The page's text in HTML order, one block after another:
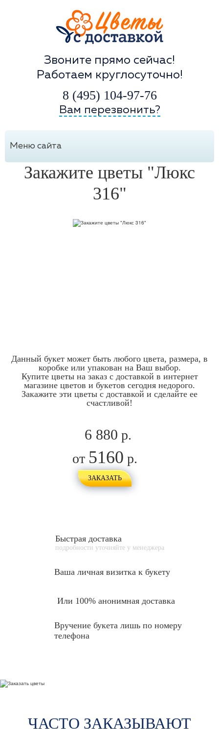
Звоните прямо сейчас!
Работаем круглосуточно!
8 (495) 104-97-76
Вам перезвонить?
Меню сайта
Закажите цветы "Люкс
316"
Данный букет может быть любого цвета, размера, в
коробке или упакован на Ваш выбор.
Купите цветы на заказ с доставкой в интернет
магазине цветов и букетов сегодня недорого.
Закажите эти цветы с доставкой и сделайте ее
счастливой!
6 880 р.
от 5160 р.
ЗАКАЗАТЬ
Быстрая доставка
подробности уточняйте у менеджера
Ваша личная визитка к букету
Или 100% анонимная доставка
Вручение букета лишь по номеру
телефона
ЧАСТО ЗАКАЗЫВАЮТ